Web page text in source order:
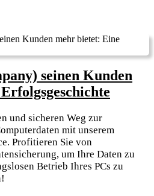
seinen Kunden
seinen
und sicheren Weg zur
mit unserem
Profitieren Sie von
um Ihre Daten zu
Betrieb Ihres PCs zu